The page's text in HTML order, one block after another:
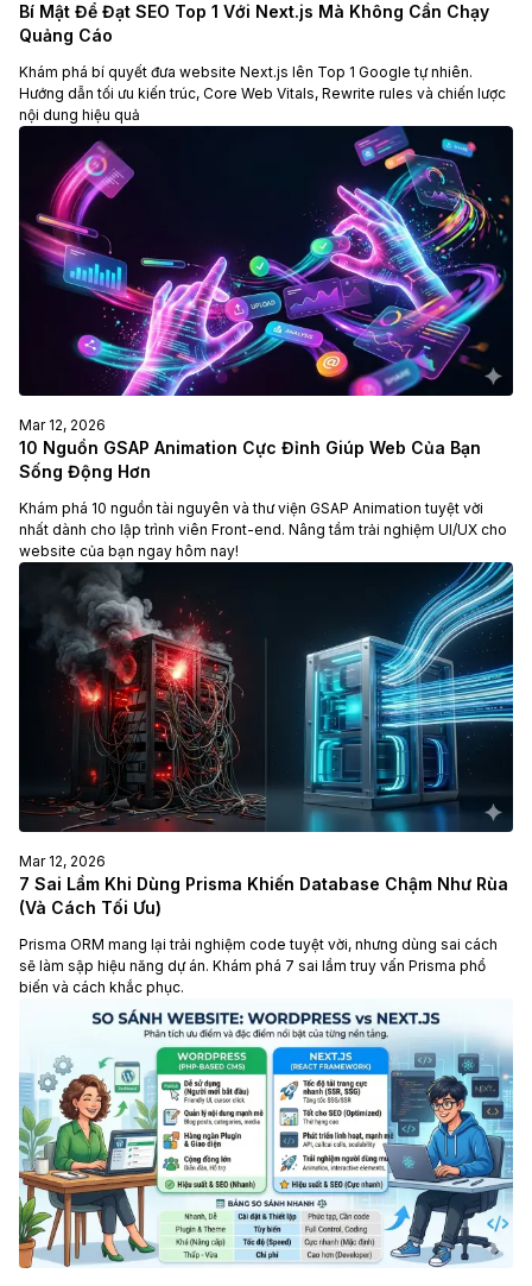
Bí Mật Để Đạt SEO Top 1 Với Next.js Mà Không Cần Chạy
Quảng Cáo
Khám phá bí quyết đưa website Next.js lên Top 1 Google tự nhiên.
Hướng dẫn tối ưu kiến trúc, Core Web Vitals, Rewrite rules và chiến lược
nội dung hiệu quả
Mar 12, 2026
10 Nguồn GSAP Animation Cực Đỉnh Giúp Web Của Bạn
Sống Động Hơn
Khám phá 10 nguồn tài nguyên và thư viện GSAP Animation tuyệt vời
nhất dành cho lập trình viên Front-end. Nâng tầm trải nghiệm UI/UX cho
website của bạn ngay hôm nay!
Mar 12, 2026
7 Sai Lầm Khi Dùng Prisma Khiến Database Chậm Như Rùa
(Và Cách Tối Ưu)
Prisma ORM mang lại trải nghiệm code tuyệt vời, nhưng dùng sai cách
sẽ làm sập hiệu năng dự án. Khám phá 7 sai lầm truy vấn Prisma phổ
biến và cách khắc phục.